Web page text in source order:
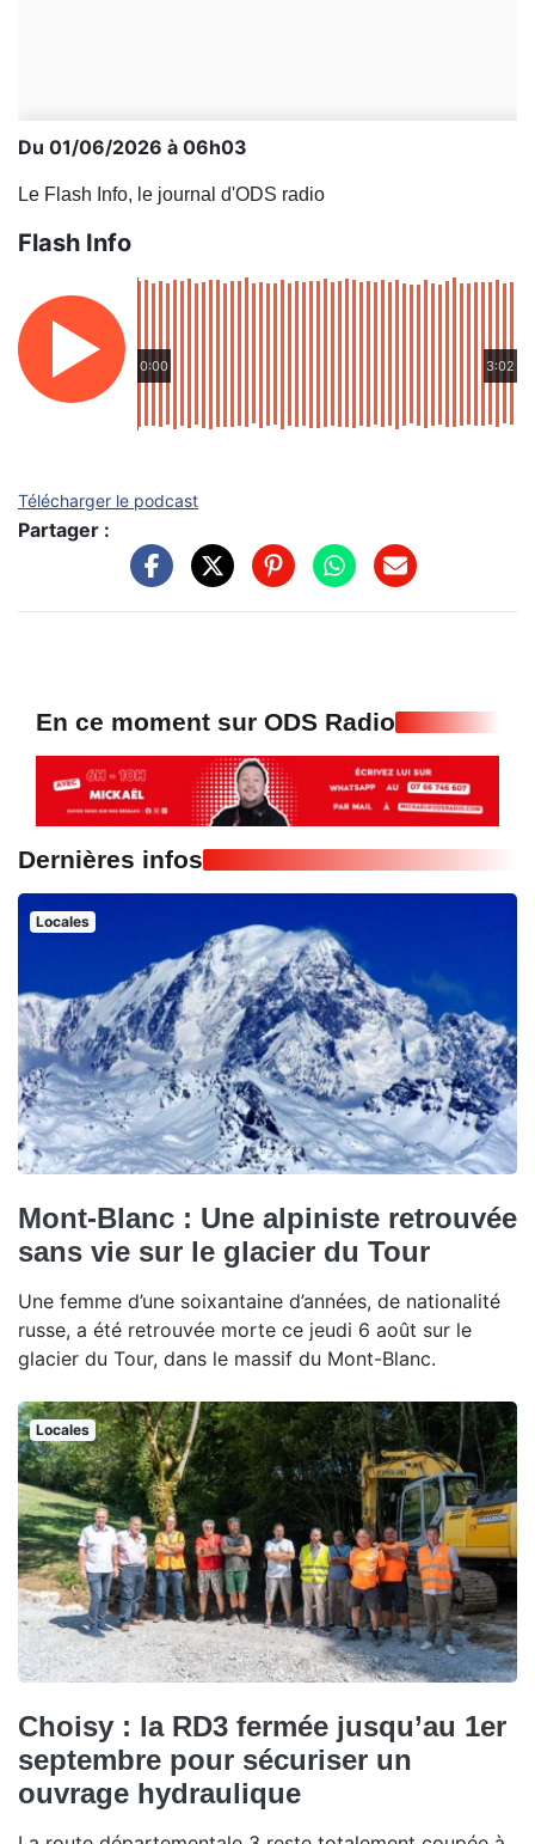
Du 01/06/2026 à 06h03
Le Flash Info, le journal d'ODS radio
Flash Info
0:00 3:02
Télécharger le podcast
Partager :
En ce moment sur ODS Radio
Dernières infos
Locales
Mont-Blanc : Une alpiniste retrouvée
sans vie sur le glacier du Tour
Une femme d’une soixantaine d’années, de nationalité
russe, a été retrouvée morte ce jeudi 6 août sur le
glacier du Tour, dans le massif du Mont-Blanc.
Locales
Choisy : la RD3 fermée jusqu’au 1er
septembre pour sécuriser un
ouvrage hydraulique